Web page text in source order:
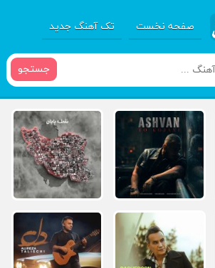
صفحه نخست تک آهنگ جدید
جستجو